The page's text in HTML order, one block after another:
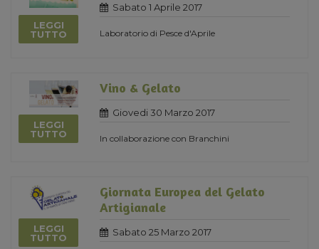
LEGGI
TUTTO
Sabato 1 Aprile 2017
Laboratorio di Pesce d'Aprile
LEGGI
TUTTO
Vino & Gelato
Giovedi 30 Marzo 2017
In collaborazione con Branchini
LEGGI
TUTTO
Giornata Europea del Gelato
Artigianale
Sabato 25 Marzo 2017